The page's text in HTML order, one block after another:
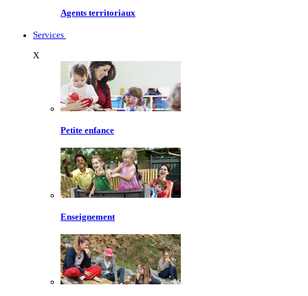
Agents territoriaux
Services
X
Petite enfance
Enseignement